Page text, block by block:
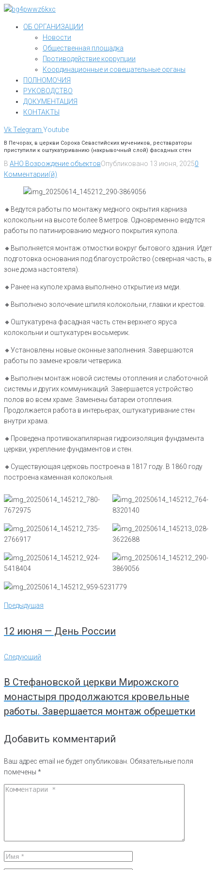
Перейти
контентуОБ ОРГАНИЗАЦИИ
Новости
Общественная площадка
Противодействие коррупции
Координационные и совещательные органы
ПОЛНОМОЧИЯ
РУКОВОДСТВО
ДОКУМЕНТАЦИЯ
КОНТАКТЫ
VkTelegram Youtube
В Печорах, в церкви Сорока Севастийских мучеников, реставраторы
приступили к оштукатуриванию (накрывочный слой) фасадных стен
В АНО Возрождение объектовОпубликовано 13 июня, 20250
Комментарии(й)
🔸Ведутся работы по монтажу медного окрытия карниза
колокольни на высоте более 8 метров. Одновременно ведутся
работы по патинированию медного покрытия купола.
🔸Выполняется монтаж отмостки вокруг бытового здания. Идет
подготовка основания под благоустройство (северная часть, в
зоне дома настоятеля).
🔸Ранее на куполе храма выполнено открытие из меди.
🔸️Выполнено золочение шпиля колокольни, главки и крестов.
🔸️Оштукатурена фасадная часть стен верхнего яруса
колокольни и оштукатурен восьмерик.
🔸️Установлены новые оконные заполнения. Завершаются
работы по замене кровли четверика.
🔸️Выполнен монтаж новой системы отопления и слаботочной
системы и других коммуникаций. Завершается устройство
полов во всем храме. Заменены батареи отопления.
Продолжается работа в интерьерах, оштукатуривание стен
внутри храма.
🔸️Проведена противокапилярная гидроизоляция фундамента
церкви, укрепление фундаментов и стен.
🔸️Существующая церковь построена в 1817 году. В 1860 году
построена каменная колокольня.
Навигация
по
Предыдущая
Предыдущая
12 июня — День России
Следующий
Следующий
В Стефановской церкви Мирожского
монастыря продолжаются кровельные
работы. Завершается монтаж обрешетки
Добавить комментарий
Ваш адрес email не будет опубликован. Обязательные поля
помечены *